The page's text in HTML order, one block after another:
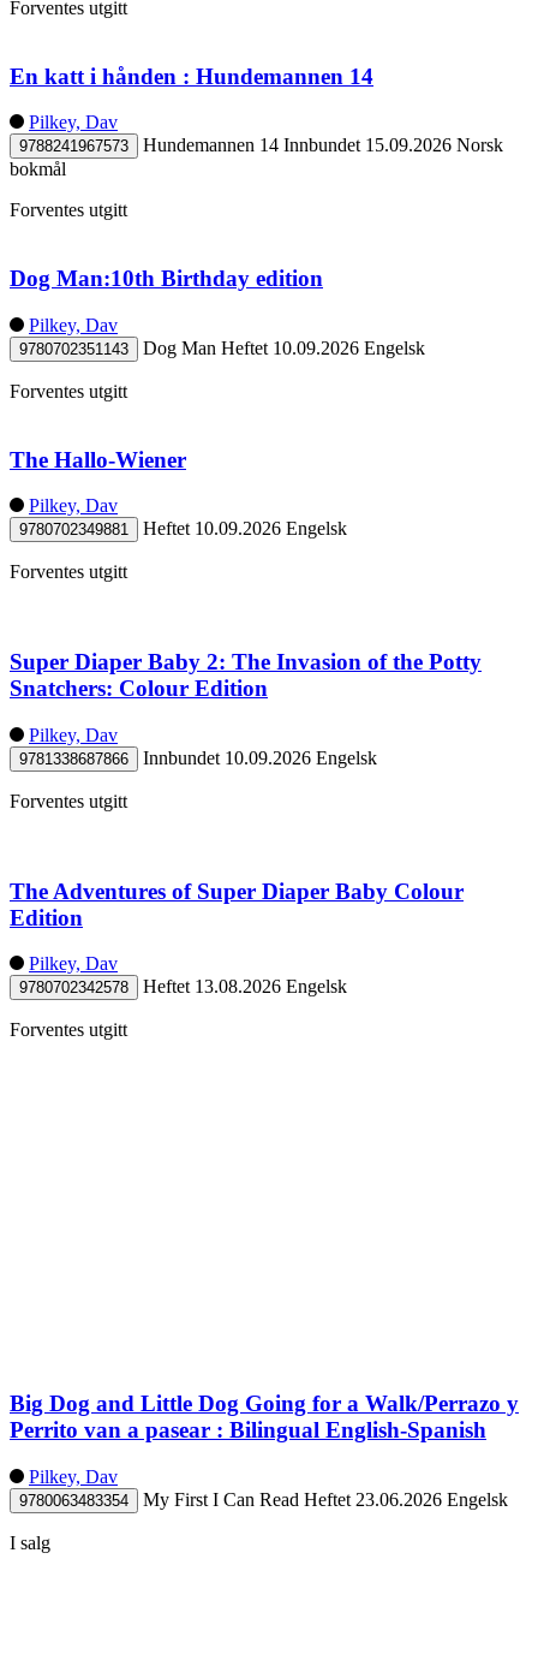
Forventes utgitt
En katt i hånden : Hundemannen 14
Pilkey, Dav
9788241967573 Hundemannen 14 Innbundet 15.09.2026 Norsk
bokmål
Forventes utgitt
Dog Man:10th Birthday edition
Pilkey, Dav
9780702351143 Dog Man Heftet 10.09.2026 Engelsk
Forventes utgitt
The Hallo-Wiener
Pilkey, Dav
9780702349881 Heftet 10.09.2026 Engelsk
Forventes utgitt
Super Diaper Baby 2: The Invasion of the Potty
Snatchers: Colour Edition
Pilkey, Dav
9781338687866 Innbundet 10.09.2026 Engelsk
Forventes utgitt
The Adventures of Super Diaper Baby Colour
Edition
Pilkey, Dav
9780702342578 Heftet 13.08.2026 Engelsk
Forventes utgitt
Big Dog and Little Dog Going for a Walk/Perrazo y
Perrito van a pasear : Bilingual English-Spanish
Pilkey, Dav
9780063483354 My First I Can Read Heftet 23.06.2026 Engelsk
I salg